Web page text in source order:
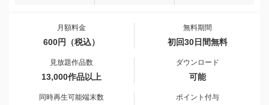
月額料金
600円（税込）
無料期間
初回30日間無料
見放題作品数
13,000作品以上
ダウンロード
可能
同時再生可能端末数 ポイント付与